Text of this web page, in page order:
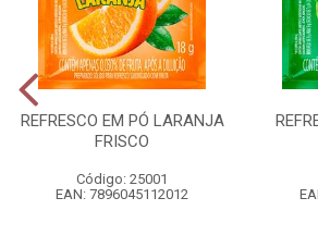
REFRESCO EM PÓ LARANJA
FRISCO
Código: 25001
EAN: 7896045112012